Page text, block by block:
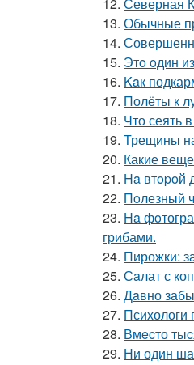
13. Обычные
14.
15. Этo oдин
16. Kaк
17. Полёты к
18. Что сеять
19. Трещины
20. Какие
21. Ha втopoй
22. Пoлезный
23. Ha
грибами.
24. Пирожки:
25. Сaлат с
26. Дaвно
27. Психологи
28. Вмecто
29. Ни один